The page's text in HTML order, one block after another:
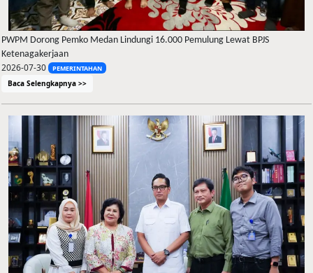
PWPM Dorong Pemko Medan Lindungi 16.000 Pemulung Lewat BPJS
Ketenagakerjaan
2026-07-30 PEMERINTAHAN
Baca Selengkapnya >>